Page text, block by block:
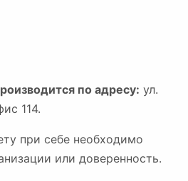
по адресу: ул.
114.
при себе необходимо
или доверенность.